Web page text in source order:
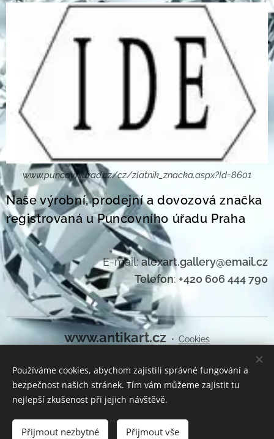
Vyprodáno
www.puncovniurad.cz/cz/zlatnik_znacka.aspx?Id=8601
Naše výrobní, prodejní a dovozová značka
registrovaná u Puncovního úřadu Praha
E-mail:alexart.gallery@email.cz
Telefon: +420 606 444 790
www.antikart.cz Cookies
Jazyky
Čeština
English
Používáme cookies, abychom zajistili správné fungování a
bezpečnost našich stránek. Tím vám můžeme zajistit tu
nejlepší zkušenost při jejich návštěvě.
Přijmout nezbytné Přijmout vše